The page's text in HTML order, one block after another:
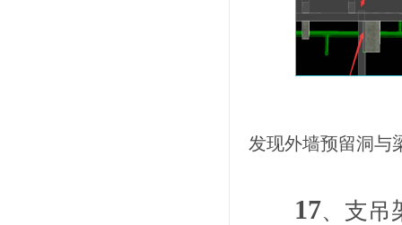
发现外墙预留洞与
17、支吊